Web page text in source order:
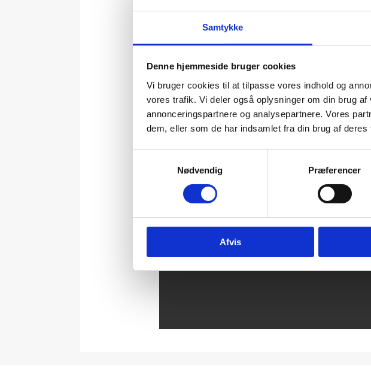
Samtykke
Denne hjemmeside bruger cookies
Vi bruger cookies til at tilpasse vores indhold og
vores trafik. Vi deler også oplysninger om din brug
annonceringspartnere og analysepartnere. Vores
dem, eller som de har indsamlet fra din brug af deres
Nødvendig
Præferencer
Afvis